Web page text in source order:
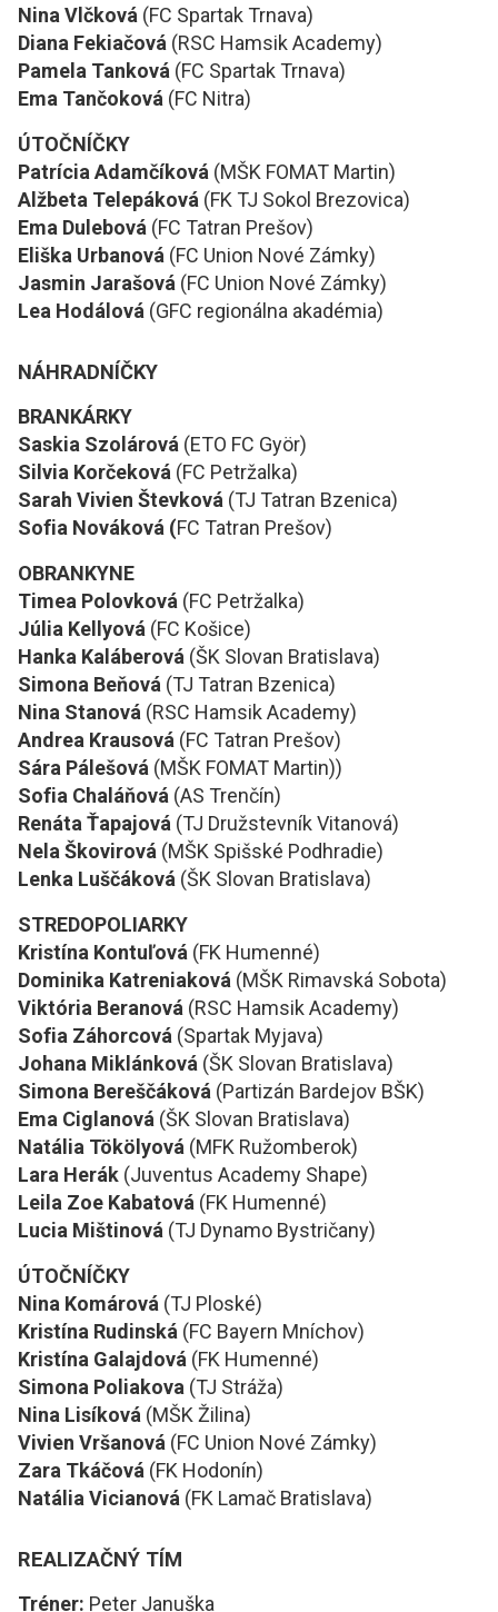
Nina Vlčková (FC Spartak Trnava)
Diana Fekiačová (RSC Hamsik Academy)
Pamela Tanková (FC Spartak Trnava)
Ema Tančoková (FC Nitra)
ÚTOČNÍČKY
Patrícia Adamčíková (MŠK FOMAT Martin)
Alžbeta Telepáková (FK TJ Sokol Brezovica)
Ema Dulebová (FC Tatran Prešov)
Eliška Urbanová (FC Union Nové Zámky)
Jasmin Jarašová (FC Union Nové Zámky)
Lea Hodálová (GFC regionálna akadémia)
NÁHRADNÍČKY
BRANKÁRKY
Saskia Szolárová (ETO FC Györ)
Silvia Korčeková (FC Petržalka)
Sarah Vivien Števková (TJ Tatran Bzenica)
Sofia Nováková (FC Tatran Prešov)
OBRANKYNE
Timea Polovková (FC Petržalka)
Júlia Kellyová (FC Košice)
Hanka Kaláberová (ŠK Slovan Bratislava)
Simona Beňová (TJ Tatran Bzenica)
Nina Stanová (RSC Hamsik Academy)
Andrea Krausová (FC Tatran Prešov)
Sára Pálešová (MŠK FOMAT Martin))
Sofia Chaláňová (AS Trenčín)
Renáta Ťapajová (TJ Družstevník Vitanová)
Nela Škovirová (MŠK Spišské Podhradie)
Lenka Luščáková (ŠK Slovan Bratislava)
STREDOPOLIARKY
Kristína Kontuľová (FK Humenné)
Dominika Katreniaková (MŠK Rimavská Sobota)
Viktória Beranová (RSC Hamsik Academy)
Sofia Záhorcová (Spartak Myjava)
Johana Miklánková (ŠK Slovan Bratislava)
Simona Bereščáková (Partizán Bardejov BŠK)
Ema Ciglanová (ŠK Slovan Bratislava)
Natália Tökölyová (MFK Ružomberok)
Lara Herák (Juventus Academy Shape)
Leila Zoe Kabatová (FK Humenné)
Lucia Mištinová (TJ Dynamo Bystričany)
ÚTOČNÍČKY
Nina Komárová (TJ Ploské)
Kristína Rudinská (FC Bayern Mníchov)
Kristína Galajdová (FK Humenné)
Simona Poliakova (TJ Stráža)
Nina Lisíková (MŠK Žilina)
Vivien Vršanová (FC Union Nové Zámky)
Zara Tkáčová (FK Hodonín)
Natália Vicianová (FK Lamač Bratislava)
REALIZAČNÝ TÍM
Tréner: Peter Januška